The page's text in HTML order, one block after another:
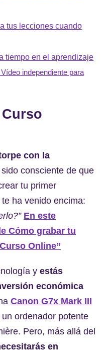
tus lecciones cuando
tiempo en el aprendizaje
independiente para
con la
consciente de que
tu primer
ha venido encima:
En este
Cómo grabar tu
Online”
y estás
económica
Canon G7x Mark III
ordenador potente
Pero, más allá del
en